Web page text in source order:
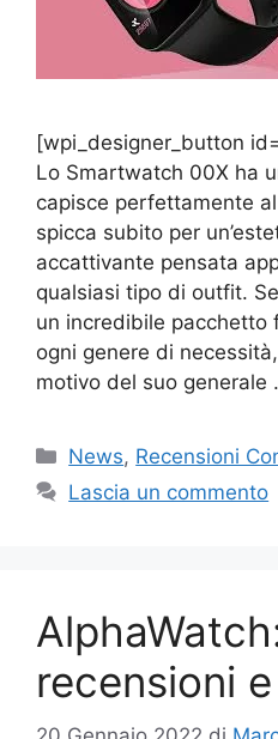
[wpi_designer_button
Lo Smartwatch 00X ha
capisce perfettamente
spicca subito per
accattivante pensata
qualsiasi tipo di outfit.
un incredibile pacchetto
ogni genere di
motivo del suo generale
Categorie
News, Recensioni
Lascia un commento
recensioni